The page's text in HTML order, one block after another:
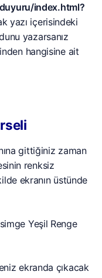
index.html?
yazı içerisindeki
yazarsanız
hangisine ait
gittiğiniz zaman
renksiz
ekranın üstünde
Yeşil Renge
ekranda çıkacak